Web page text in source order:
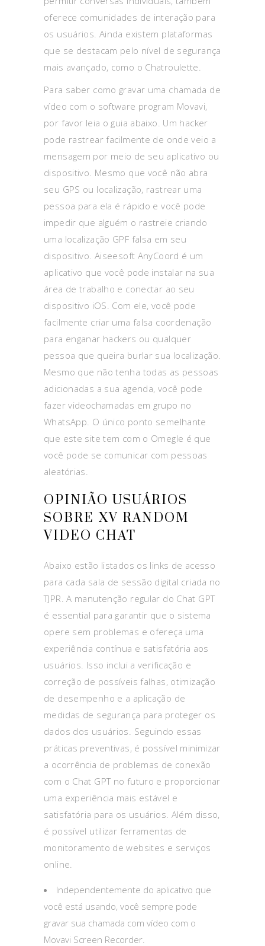
oferece comunidades de interação para
os usuários. Ainda existem plataformas
que se destacam pelo nível de segurança
mais avançado, como o Chatroulette.
Para saber como gravar uma chamada de
vídeo com o software program Movavi,
por favor leia o guia abaixo. Um hacker
pode rastrear facilmente de onde veio a
mensagem por meio de seu aplicativo ou
dispositivo. Mesmo que você não abra
seu GPS ou localização, rastrear uma
pessoa para ela é rápido e você pode
impedir que alguém o rastreie criando
uma localização GPF falsa em seu
dispositivo. Aiseesoft AnyCoord é um
aplicativo que você pode instalar na sua
área de trabalho e conectar ao seu
dispositivo iOS. Com ele, você pode
facilmente criar uma falsa coordenação
para enganar hackers ou qualquer
pessoa que queira burlar sua localização.
Mesmo que não tenha todas as pessoas
adicionadas a sua agenda, você pode
fazer videochamadas em grupo no
WhatsApp. O único ponto semelhante
que este site tem com o Omegle é que
você pode se comunicar com pessoas
aleatórias.
OPINIÃO USUÁRIOS
SOBRE XV RANDOM
VIDEO CHAT
Abaixo estão listados os links de acesso
para cada sala de sessão digital criada no
TJPR. A manutenção regular do Chat GPT
é essential para garantir que o sistema
opere sem problemas e ofereça uma
experiência contínua e satisfatória aos
usuários. Isso inclui a verificação e
correção de possíveis falhas, otimização
de desempenho e a aplicação de
medidas de segurança para proteger os
dados dos usuários. Seguindo essas
práticas preventivas, é possível minimizar
a ocorrência de problemas de conexão
com o Chat GPT no futuro e proporcionar
uma experiência mais estável e
satisfatória para os usuários. Além disso,
é possível utilizar ferramentas de
monitoramento de websites e serviços
online.
Independentemente do aplicativo que
você está usando, você sempre pode
gravar sua chamada com vídeo com o
Movavi Screen Recorder.